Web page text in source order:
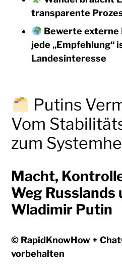
transparente
Bewerte
jede „Empfehlung“
Landesinteresse
Putins
Vom
zum
Macht,
Weg Russlands
Wladimir Putin
© RapidKnowHow +
vorbehalten